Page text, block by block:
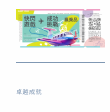
卓越成就